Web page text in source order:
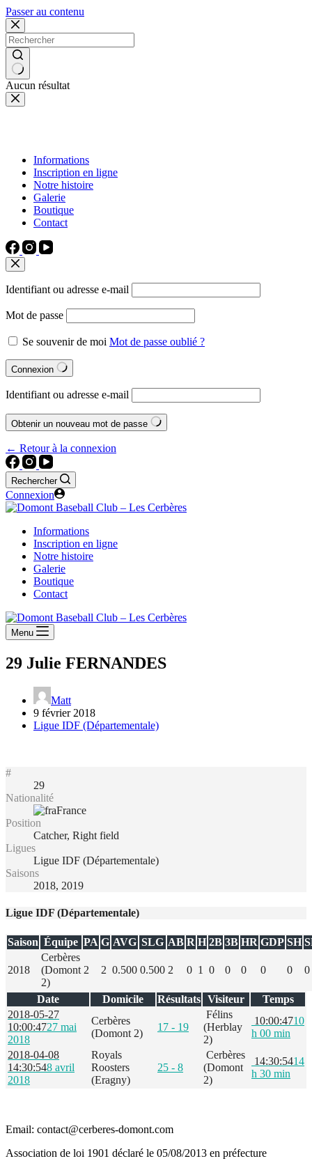
Passer au contenu
Aucun résultat
Informations
Inscription en ligne
Notre histoire
Galerie
Boutique
Contact
Identifiant ou adresse e-mail
Mot de passe
Se souvenir de moi Mot de passe oublié ?
Connexion
Identifiant ou adresse e-mail
Obtenir un nouveau mot de passe
← Retour à la connexion
Rechercher
Connexion
Informations
Inscription en ligne
Notre histoire
Galerie
Boutique
Contact
Menu
29 Julie FERNANDES
Matt
9 février 2018
Ligue IDF (Départementale)
#
29
Nationalité
France
Position
Catcher, Right field
Ligues
Ligue IDF (Départementale)
Saisons
2018, 2019
Ligue IDF (Départementale)
Saison Équipe PA G AVG SLG AB R H 2B 3B HR GDP SH
2018
Cerbères
(Domont
2)
2 2 0.500 0.500 2 0 1 0 0 0 0 0 0
Date Domicile Résultats Visiteur
Temps
2018-05-27
10:00:4727 mai
2018
Cerbères
(Domont 2)
17 - 19
Félins
(Herblay
2)
10:00:4710
h 00 min
2018-04-08
14:30:548 avril
2018
Royals
Roosters
(Eragny)
25 - 8
Cerbères
(Domont
2)
14:30:5414
h 30 min
Email: contact@cerberes-domont.com
Association de loi 1901 déclaré le 05/08/2013 en préfecture